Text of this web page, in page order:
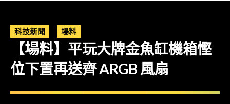
科技新聞 場料
【場料】平玩大牌金魚缸機箱慳
位下置再送齊 ARGB 風扇